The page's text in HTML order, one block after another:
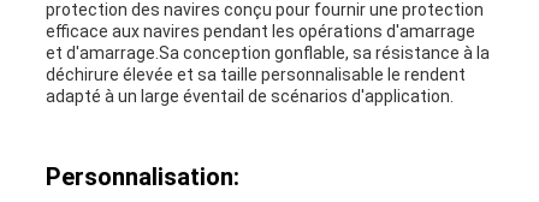
protection des navires conçu pour fournir une protection
efficace aux navires pendant les opérations d'amarrage
et d'amarrage.Sa conception gonflable, sa résistance à la
déchirure élevée et sa taille personnalisable le rendent
adapté à un large éventail de scénarios d'application.
Personnalisation: